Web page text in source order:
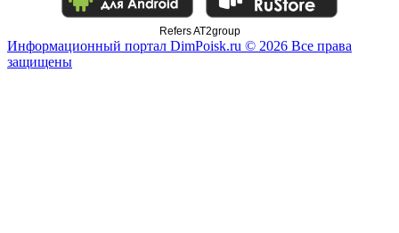
Refers AT2group
Информационный портал DimPoisk.ru © 2026 Все права
защищены